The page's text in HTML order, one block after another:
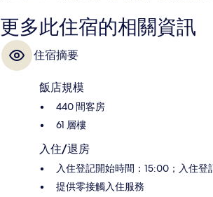
更多此住宿的相關資訊
住宿摘要
飯店規模
440 間客房
61 層樓
入住/退房
入住登記開始時間：15:00；入住
提供零接觸入住服務